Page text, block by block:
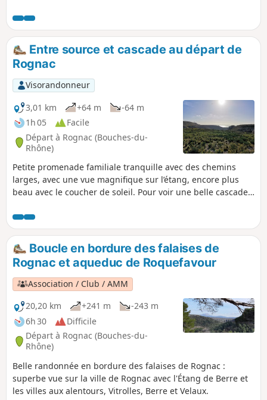
pimenter le tout.
Entre source et cascade au départ de
Rognac
Visorandonneur
3,01 km
+64 m
-64 m
1h 05
Facile
Départ à Rognac (Bouches-du-
Rhône)
Petite promenade familiale tranquille avec des chemins
larges, avec une vue magnifique sur l’étang, encore plus
beau avec le coucher de soleil. Pour voir une belle cascade
Provence.
Boucle en bordure des falaises de
Rognac et aqueduc de Roquefavour
Association / Club / AMM
20,20 km
+241 m
-243 m
6h 30
Difficile
Départ à Rognac (Bouches-du-
Rhône)
Belle randonnée en bordure des falaises de Rognac :
superbe vue sur la ville de Rognac avec l'Étang de Berre et
les villes aux alentours, Vitrolles, Berre et Velaux.